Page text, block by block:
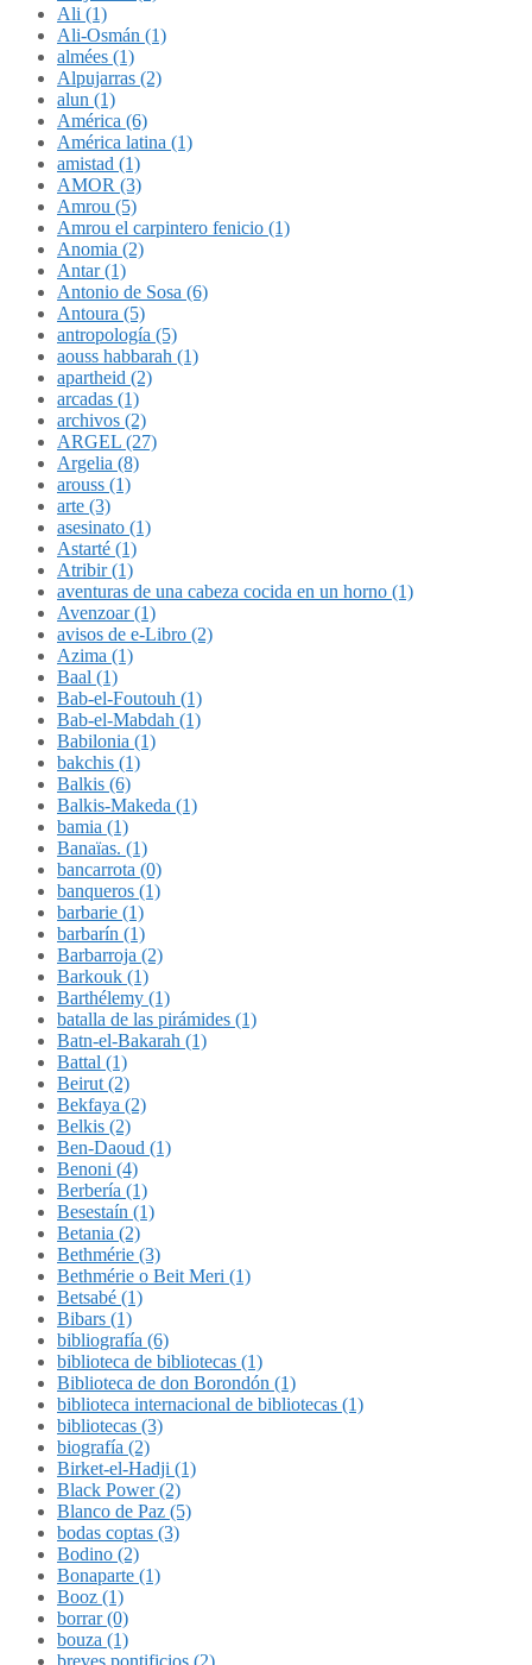
Ali (1)
Ali-Osmán (1)
almées (1)
Alpujarras (2)
alun (1)
América (6)
América latina (1)
amistad (1)
AMOR (3)
Amrou (5)
Amrou el carpintero fenicio (1)
Anomia (2)
Antar (1)
Antonio de Sosa (6)
Antoura (5)
antropología (5)
aouss habbarah (1)
apartheid (2)
arcadas (1)
archivos (2)
ARGEL (27)
Argelia (8)
arouss (1)
arte (3)
asesinato (1)
Astarté (1)
Atribir (1)
aventuras de una cabeza cocida en un horno (1)
Avenzoar (1)
avisos de e-Libro (2)
Azima (1)
Baal (1)
Bab-el-Foutouh (1)
Bab-el-Mabdah (1)
Babilonia (1)
bakchis (1)
Balkis (6)
Balkis-Makeda (1)
bamia (1)
Banaïas. (1)
bancarrota (0)
banqueros (1)
barbarie (1)
barbarín (1)
Barbarroja (2)
Barkouk (1)
Barthélemy (1)
batalla de las pirámides (1)
Batn-el-Bakarah (1)
Battal (1)
Beirut (2)
Bekfaya (2)
Belkis (2)
Ben-Daoud (1)
Benoni (4)
Berbería (1)
Besestaín (1)
Betania (2)
Bethmérie (3)
Bethmérie o Beit Meri (1)
Betsabé (1)
Bibars (1)
bibliografía (6)
biblioteca de bibliotecas (1)
Biblioteca de don Borondón (1)
biblioteca internacional de bibliotecas (1)
bibliotecas (3)
biografía (2)
Birket-el-Hadji (1)
Black Power (2)
Blanco de Paz (5)
bodas coptas (3)
Bodino (2)
Bonaparte (1)
Booz (1)
borrar (0)
bouza (1)
breves pontificios (2)